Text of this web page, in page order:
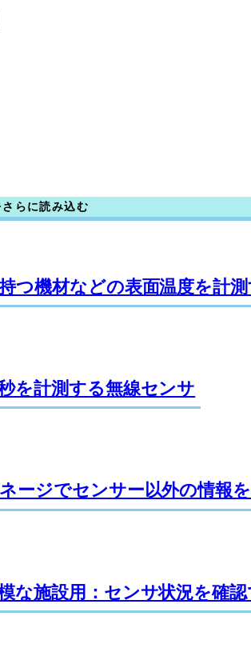
らに読み込む
つ機材などの表面温度を計
を計測する無線センサ
ージでセンサー以外の情報
な施設用：センサ状況を確